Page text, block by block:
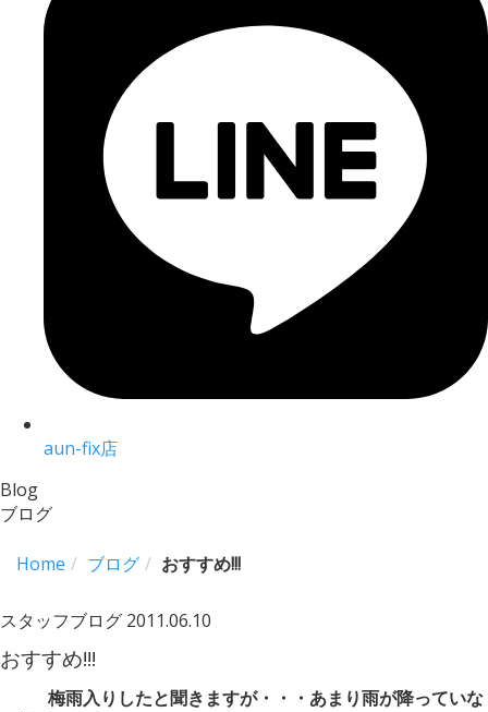
aun-fix店
Blog
ブログ
Home ブログ おすすめ!!!
スタッフブログ 2011.06.10
おすすめ!!!
梅雨入りしたと聞きますが・・・あまり雨が降っていな